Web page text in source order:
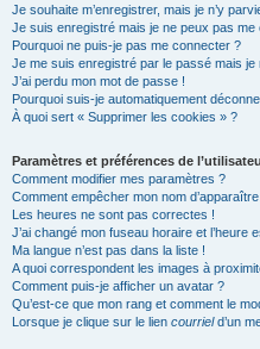
Je souhaite m’enregistrer, mais je n’y
Je suis enregistré mais je ne peux pas me
Pourquoi ne puis-je pas me connecter ?
Je me suis enregistré par le passé mais
J’ai perdu mon mot de passe !
Pourquoi suis-je automatiquement
À quoi sert « Supprimer les cookies » ?
Paramètres et préférences de
Comment modifier mes paramètres ?
Comment empêcher mon nom
Les heures ne sont pas correctes !
J’ai changé mon fuseau horaire et l’heure
Ma langue n’est pas dans la liste !
A quoi correspondent les images à
Comment puis-je afficher un avatar ?
Qu’est-ce que mon rang et comment le
Lorsque je clique sur le lien courrield’un